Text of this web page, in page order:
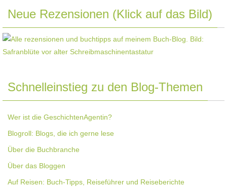
Neue Rezensionen (Klick auf das Bild)
Schnelleinstieg zu den Blog-Themen
Wer ist die GeschichtenAgentin?
Blogroll: Blogs, die ich gerne lese
Über die Buchbranche
Über das Bloggen
Auf Reisen: Buch-Tipps, Reiseführer und Reiseberichte